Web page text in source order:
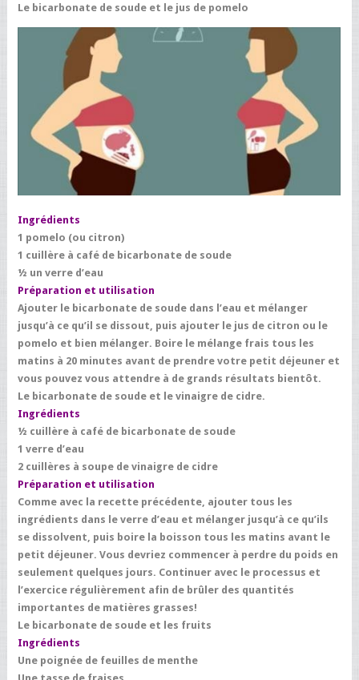
Le bicarbonate de soude et le jus de pomelo
Ingrédients
1 pomelo (ou citron)
1 cuillère à café de bicarbonate de soude
½ un verre d’eau
Préparation et utilisation
Ajouter le bicarbonate de soude dans l’eau et mélanger
jusqu’à ce qu’il se dissout, puis ajouter le jus de citron ou le
pomelo et bien mélanger. Boire le mélange frais tous les
matins à 20 minutes avant de prendre votre petit déjeuner et
vous pouvez vous attendre à de grands résultats bientôt.
Le bicarbonate de soude et le vinaigre de cidre.
Ingrédients
½ cuillère à café de bicarbonate de soude
1 verre d’eau
2 cuillères à soupe de vinaigre de cidre
Préparation et utilisation
Comme avec la recette précédente, ajouter tous les
ingrédients dans le verre d’eau et mélanger jusqu’à ce qu’ils
se dissolvent, puis boire la boisson tous les matins avant le
petit déjeuner. Vous devriez commencer à perdre du poids en
seulement quelques jours. Continuer avec le processus et
l’exercice régulièrement afin de brûler des quantités
importantes de matières grasses!
Le bicarbonate de soude et les fruits
Ingrédients
Une poignée de feuilles de menthe